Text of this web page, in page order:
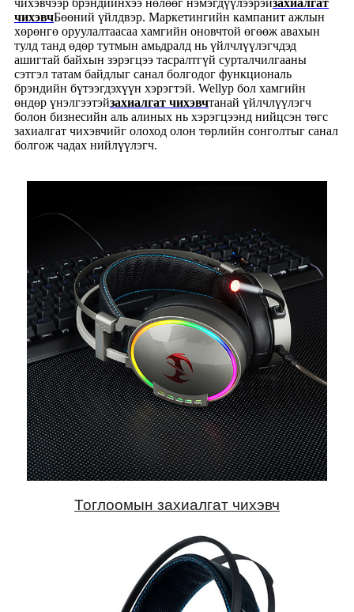
чихэвчээр брэндийнхээ нөлөөг нэмэгдүүлээрэйзахиалгат
чихэвчБөөний үйлдвэр. Маркетингийн кампанит ажлын
хөрөнгө оруулалтаасаа хамгийн оновчтой өгөөж авахын
тулд танд өдөр тутмын амьдралд нь үйлчлүүлэгчдэд
ашигтай байхын зэрэгцээ тасралтгүй сурталчилгааны
сэтгэл татам байдлыг санал болгодог функциональ
брэндийн бүтээгдэхүүн хэрэгтэй. Wellyp бол хамгийн
өндөр үнэлгээтэйзахиалгат чихэвчтанай үйлчлүүлэгч
болон бизнесийн аль алиных нь хэрэгцээнд нийцсэн төгс
захиалгат чихэвчийг олоход олон төрлийн сонголтыг санал
болгож чадах нийлүүлэгч.
Тоглоомын захиалгат чихэвч